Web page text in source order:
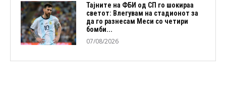
Тајните на ФБИ од СП го шокираа
светот: Влегувам на стадионот за
да го разнесам Меси со четири
бомби...
07/08/2026